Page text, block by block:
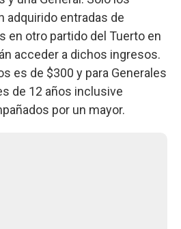
adquirido entradas de
en otro partido del Tuerto en
acceder a dichos ingresos.
es de $300 y para Generales
de 12 años inclusive
por un mayor.